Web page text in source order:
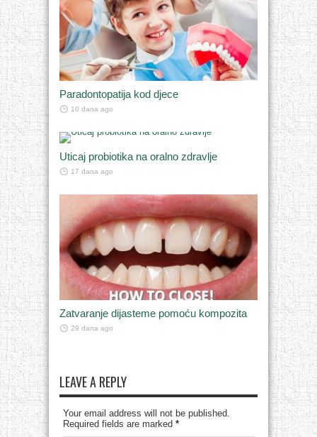
Paradontopatija kod djece
10 dana ago
Uticaj probiotika na oralno zdravlje
17 dana ago
Zatvaranje dijasteme pomoću kompozita
29 dana ago
LEAVE A REPLY
Your email address will not be published.
Required fields are marked *